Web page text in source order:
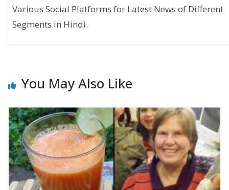
Various Social Platforms for Latest News of Different
Segments in Hindi.
You May Also Like